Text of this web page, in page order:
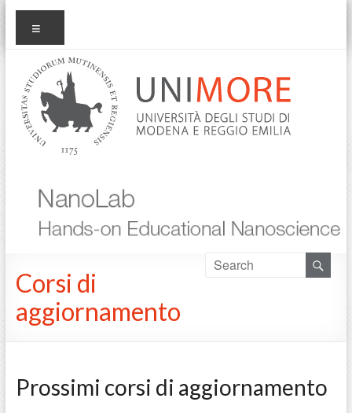
Salta
contenuto
nanolab
Corsi di
aggiornamento
Prossimi corsi di aggiornamento